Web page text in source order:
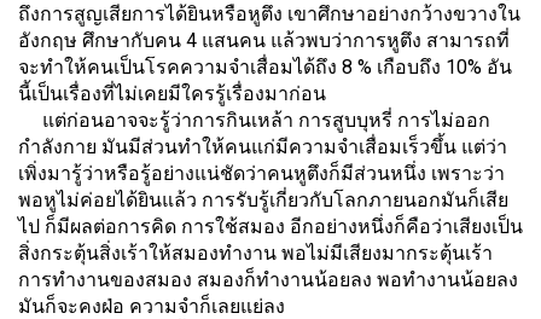
ถึงการสูญเสียการได้ยินหรือหูตึง เขาศึกษาอย่างกว้างขวางใน
อังกฤษ ศึกษากับคน 4 แสนคน แล้วพบว่าการหูตึง สามารถที่
จะทำให้คนเป็นโรคความจำเสื่อมได้ถึง 8 % เกือบถึง 10% อัน
นี้เป็นเรื่องที่ไม่เคยมีใครรู้เรื่องมาก่อน
แต่ก่อนอาจจะรู้ว่าการกินเหล้า การสูบบุหรี่ การไม่ออก
กำลังกาย มันมีส่วนทำให้คนแก่มีความจำเสื่อมเร็วขึ้น แต่ว่า
เพิ่งมารู้ว่าหรือรู้อย่างแน่ชัดว่าคนหูตึงก็มีส่วนหนึ่ง เพราะว่า
พอหูไม่ค่อยได้ยินแล้ว การรับรู้เกี่ยวกับโลกภายนอกมันก็เสีย
ไป ก็มีผลต่อการคิด การใช้สมอง อีกอย่างหนึ่งก็คือว่าเสียงเป็น
สิ่งกระตุ้นสิ่งเร้าให้สมองทำงาน พอไม่มีเสียงมากระตุ้นเร้า
การทำงานของสมอง สมองก็ทำงานน้อยลง พอทำงานน้อยลง
มันก็จะคงฝ่อ ความจำก็เลยแย่ลง